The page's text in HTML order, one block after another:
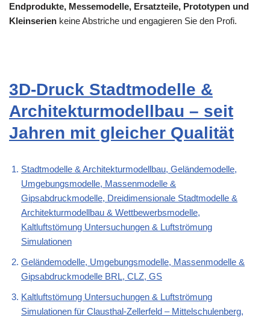
Endprodukte, Messemodelle, Ersatzteile, Prototypen und
Kleinserien keine Abstriche und engagieren Sie den Profi.
3D-Druck Stadtmodelle &
Architekturmodellbau – seit
Jahren mit gleicher Qualität
Stadtmodelle & Architekturmodellbau, Geländemodelle,
Umgebungsmodelle, Massenmodelle &
Gipsabdruckmodelle, Dreidimensionale Stadtmodelle &
Architekturmodellbau & Wettbewerbsmodelle,
Kaltluftstömung Untersuchungen & Luftströmung
Simulationen
Geländemodelle, Umgebungsmodelle, Massenmodelle &
Gipsabdruckmodelle BRL, CLZ, GS
Kaltluftstömung Untersuchungen & Luftströmung
Simulationen für Clausthal-Zellerfeld – Mittelschulenberg,